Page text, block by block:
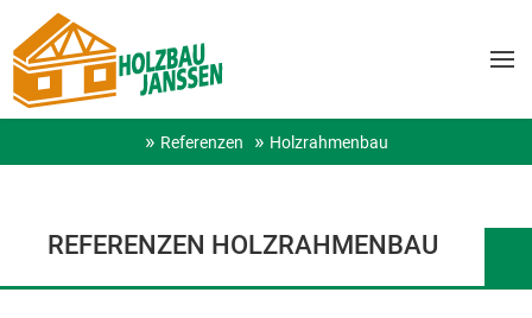
Referenzen Holzrahmenbau
REFERENZEN HOLZRAHMENBAU